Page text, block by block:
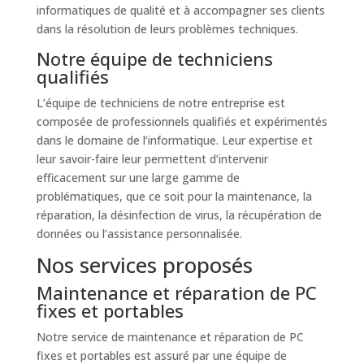
informatiques de qualité et à accompagner ses clients
dans la résolution de leurs problèmes techniques.
Notre équipe de techniciens
qualifiés
L’équipe de techniciens de notre entreprise est
composée de professionnels qualifiés et expérimentés
dans le domaine de l’informatique. Leur expertise et
leur savoir-faire leur permettent d’intervenir
efficacement sur une large gamme de
problématiques, que ce soit pour la maintenance, la
réparation, la désinfection de virus, la récupération de
données ou l’assistance personnalisée.
Nos services proposés
Maintenance et réparation de PC
fixes et portables
Notre service de maintenance et réparation de PC
fixes et portables est assuré par une équipe de